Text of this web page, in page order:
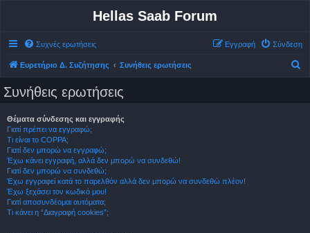
Hellas Saab Forum
Συχνές ερωτήσεις Σύνδεση
Εγγραφή
Ευρετήριο Δ. Συζήτησης Συνήθεις ερωτήσεις
Συνήθεις ερωτήσεις
Θέματα σύνδεσης και εγγραφής
Γιατί πρέπει να εγγραφώ;
Τι είναι το COPPA;
Γιατί δεν μπορώ να εγγραφώ;
Έχω κάνει εγγραφή, αλλά δεν μπορώ να συνδεθώ!
Γιατί δεν μπορώ να συνδεθώ;
Έχω εγγραφεί κατά το παρελθόν αλλά δεν μπορώ να συνδεθώ πλέον!
Έχω ξεχάσει τον κωδικό μου!
Γιατί αποσυνδέομαι αυτόματα;
Τι κάνει η “Διαγραφή cookies”;